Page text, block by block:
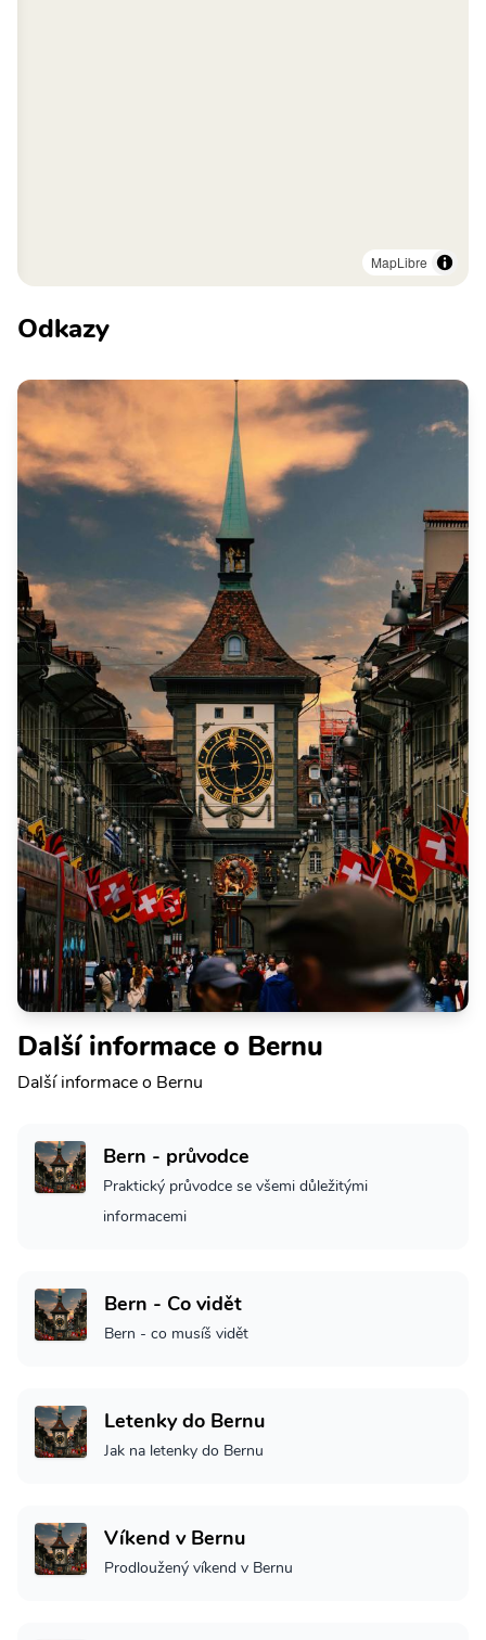
MapLibre
Odkazy
Další informace o Bernu
Další informace o Bernu
Bern - průvodce
Praktický průvodce se všemi důležitými
informacemi
Bern - Co vidět
Bern - co musíš vidět
Letenky do Bernu
Jak na letenky do Bernu
Víkend v Bernu
Prodloužený víkend v Bernu